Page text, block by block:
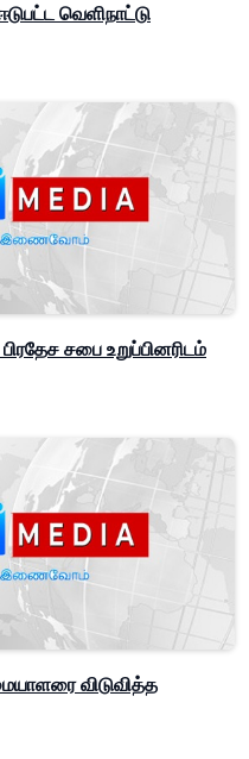
வெளிநாட்டு
சபை உறுப்பினரிடம்
விடுவித்த